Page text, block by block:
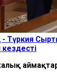
- Түркия
кездесті